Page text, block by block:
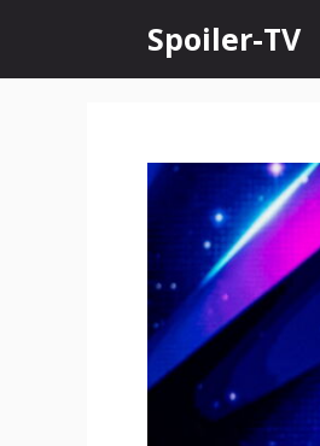
content
Spoiler-TV